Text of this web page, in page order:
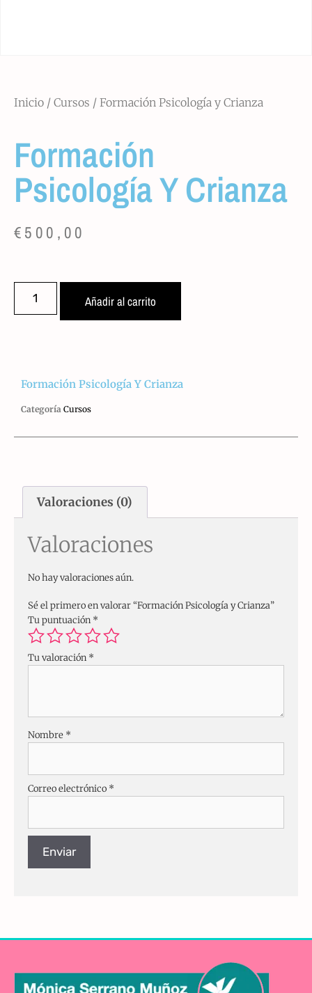
Inicio / Cursos / Formación Psicología y Crianza
Formación
Psicología Y Crianza
€500,00
Añadir al carrito
Formación Psicología Y Crianza
Categoría Cursos
Valoraciones (0)
Valoraciones
No hay valoraciones aún.
Sé el primero en valorar “Formación Psicología y Crianza”
Tu puntuación *
Tu valoración *
Nombre *
Correo electrónico *